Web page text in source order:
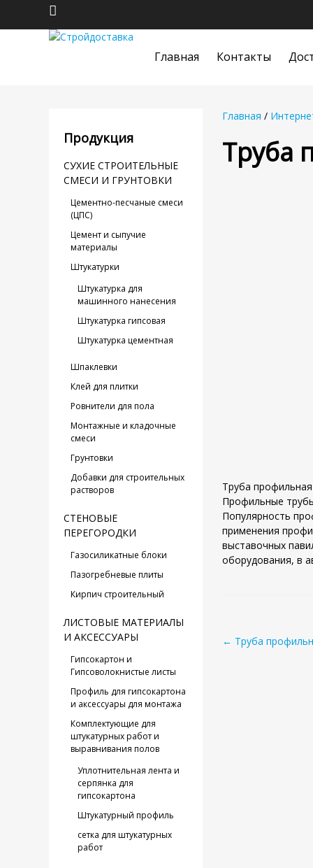
Главная Контакты
Продукция
СУХИЕ СТРОИТЕЛЬНЫЕ
СМЕСИ И ГРУНТОВКИ
Цементно-песчаные смеси
(ЦПС)
Цемент и сыпучие
материалы
Штукатурки
Штукатурка для
машинного нанесения
Штукатурка гипсовая
Штукатурка цементная
Шпаклевки
Клей для плитки
Ровнители для пола
Монтажные и кладочные
смеси
Грунтовки
Добавки для строительных
растворов
СТЕНОВЫЕ
ПЕРЕГОРОДКИ
Газосиликатные блоки
Пазогребневые плиты
Кирпич строительный
ЛИСТОВЫЕ МАТЕРИАЛЫ
И АКСЕССУАРЫ
Гипсокартон и
Гипсоволокнистые листы
Профиль для гипсокартона
и аксессуары для монтажа
Комплектующие для
штукатурных работ и
выравнивания полов
Уплотнительная лента и
серпянка для
гипсокартона
Штукатурный профиль
сетка для штукатурных
работ
Главная /
Труба
Труба
Профильные
Популярность
применения
выставочных
оборудования, в
← Труба